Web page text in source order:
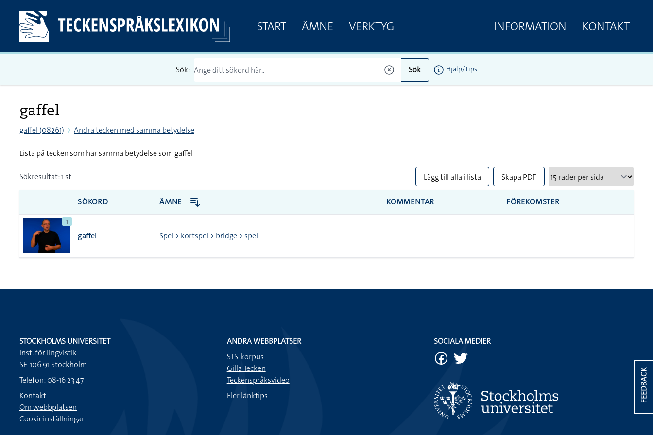
START ÄMNE VERKTYG INFORMATION KONTAKT
Sök: Sök Hjälp/Tips
gaffel
gaffel (08261) Andra tecken med samma betydelse
Lista på tecken som har samma betydelse som gaffel
Sökresultat: 1 st Lägg till alla i lista Skapa PDF
SÖKORD ÄMNE KOMMENTAR FÖREKOMSTER
1
gaffel Spel > kortspel > bridge > spel
FEEDBACK
STOCKHOLMS UNIVERSITET
Inst. för lingvistik
SE-106 91 Stockholm
Telefon: 08-16 23 47
Kontakt
Om webbplatsen
Cookieinställningar
ANDRA WEBBPLATSER
STS-korpus
Gilla Tecken
Teckenspråksvideo
Fler länktips
SOCIALA MEDIER